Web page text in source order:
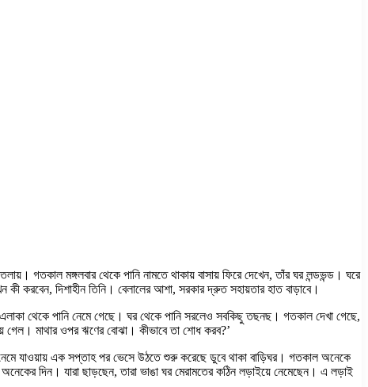
গতকাল মঙ্গলবার থেকে পানি নামতে থাকায় বাসায় ফিরে দেখেন, তাঁর ঘর লন্ডভন্ড। ঘরে
করবেন, দিশাহীন তিনি। বেলালের আশা, সরকার দ্রুত সহায়তার হাত বাড়াবে।
থেকে পানি নেমে গেছে। ঘর থেকে পানি সরলেও সবকিছু তছনছ। গতকাল দেখা গেছে,
গেল। মাথার ওপর ঋণের বোঝা। কীভাবে তা শোধ করব?’
যাওয়ায় এক সপ্তাহ পর ভেসে উঠতে শুরু করেছে ডুবে থাকা বাড়িঘর। গতকাল অনেকে
দিন। যারা ছাড়ছেন, তারা ভাঙা ঘর মেরামতের কঠিন লড়াইয়ে নেমেছেন। এ লড়াই